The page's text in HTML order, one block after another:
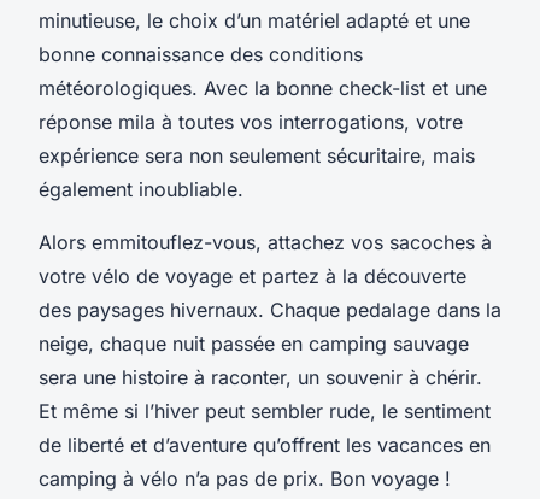
minutieuse, le choix d’un matériel adapté et une
bonne connaissance des conditions
météorologiques. Avec la bonne check-list et une
réponse mila à toutes vos interrogations, votre
expérience sera non seulement sécuritaire, mais
également inoubliable.
Alors emmitouflez-vous, attachez vos sacoches à
votre vélo de voyage et partez à la découverte
des paysages hivernaux. Chaque pedalage dans la
neige, chaque nuit passée en camping sauvage
sera une histoire à raconter, un souvenir à chérir.
Et même si l’hiver peut sembler rude, le sentiment
de liberté et d’aventure qu’offrent les vacances en
camping à vélo n’a pas de prix. Bon voyage !